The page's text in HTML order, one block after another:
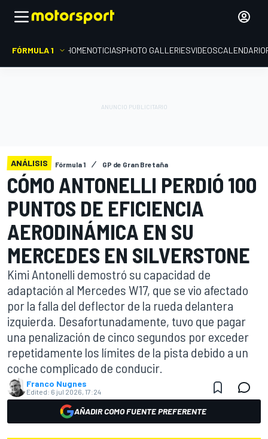
FÓRMULA 1 HOMENOTICIASPHOTO GALLERIESVIDEOSCALENDARIO
ANÁLISIS Fórmula 1 GP de Gran Bretaña
CÓMO ANTONELLI PERDIÓ 100
PUNTOS DE EFICIENCIA
AERODINÁMICA EN SU
MERCEDES EN SILVERSTONE
Kimi Antonelli demostró su capacidad de
adaptación al Mercedes W17, que se vio afectado
por la falla del deflector de la rueda delantera
izquierda. Desafortunadamente, tuvo que pagar
una penalización de cinco segundos por exceder
repetidamente los límites de la pista debido a un
coche complicado de conducir.
Franco Nugnes
Edited: 6 jul 2026, 17:24
AÑADIR COMO FUENTE PREFERENTE